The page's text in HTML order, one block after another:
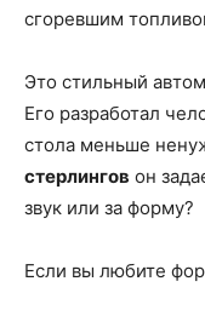
сгоревшим
Это стильный
Его разработал
стола меньше
стерлингов он
звук или за форму?
Если вы любите